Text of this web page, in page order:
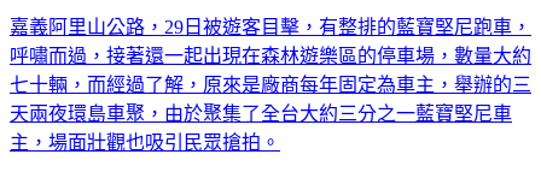
嘉義阿里山公路，29日被遊客目擊，有整排的藍寶堅尼跑車，
呼嘯而過，接著還一起出現在森林遊樂區的停車場，數量大約
七十輛，而經過了解，原來是廠商每年固定為車主，舉辦的三
天兩夜環島車聚，由於聚集了全台大約三分之一藍寶堅尼車
主，場面壯觀也吸引民眾搶拍。